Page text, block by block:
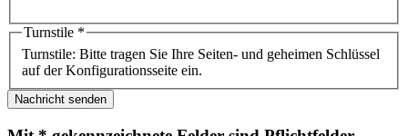
Turnstile *
Turnstile: Bitte tragen Sie Ihre Seiten- und geheimen Schlüssel
auf der Konfigurationsseite ein.
Nachricht senden